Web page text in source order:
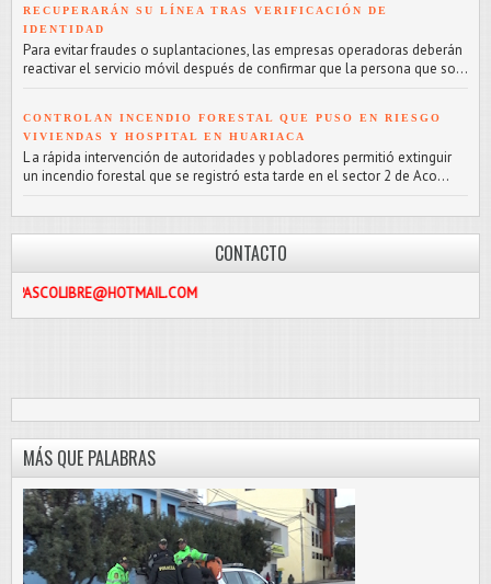
RECUPERARÁN SU LÍNEA TRAS VERIFICACIÓN DE
IDENTIDAD
Para evitar fraudes o suplantaciones, las empresas operadoras deberán
reactivar el servicio móvil después de confirmar que la persona que so...
CONTROLAN INCENDIO FORESTAL QUE PUSO EN RIESGO
VIVIENDAS Y HOSPITAL EN HUARIACA
L a rápida intervención de autoridades y pobladores permitió extinguir
un incendio forestal que se registró esta tarde en el sector 2 de Aco...
CONTACTO
MÁS QUE PALABRAS